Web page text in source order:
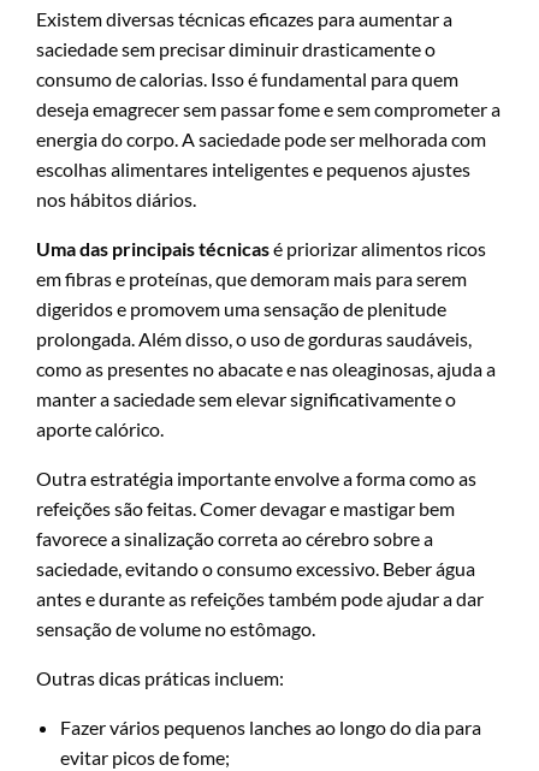
Existem diversas técnicas eficazes para aumentar a
saciedade sem precisar diminuir drasticamente o
consumo de calorias. Isso é fundamental para quem
deseja emagrecer sem passar fome e sem comprometer a
energia do corpo. A saciedade pode ser melhorada com
escolhas alimentares inteligentes e pequenos ajustes
nos hábitos diários.
Uma das principais técnicasé priorizar alimentos ricos
em fibras e proteínas, que demoram mais para serem
digeridos e promovem uma sensação de plenitude
prolongada. Além disso, o uso de gorduras saudáveis,
como as presentes no abacate e nas oleaginosas, ajuda a
manter a saciedade sem elevar significativamente o
aporte calórico.
Outra estratégia importante envolve a forma como as
refeições são feitas. Comer devagar e mastigar bem
favorece a sinalização correta ao cérebro sobre a
saciedade, evitando o consumo excessivo. Beber água
antes e durante as refeições também pode ajudar a dar
sensação de volume no estômago.
Outras dicas práticas incluem:
Fazer vários pequenos lanches ao longo do dia para
evitar picos de fome;